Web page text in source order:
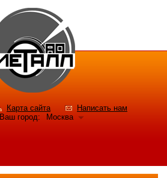
Карта сайта
Написать нам
Ваш город:
Москва